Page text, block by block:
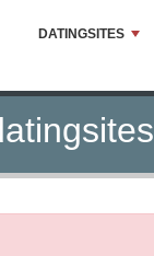
DATINGSITES